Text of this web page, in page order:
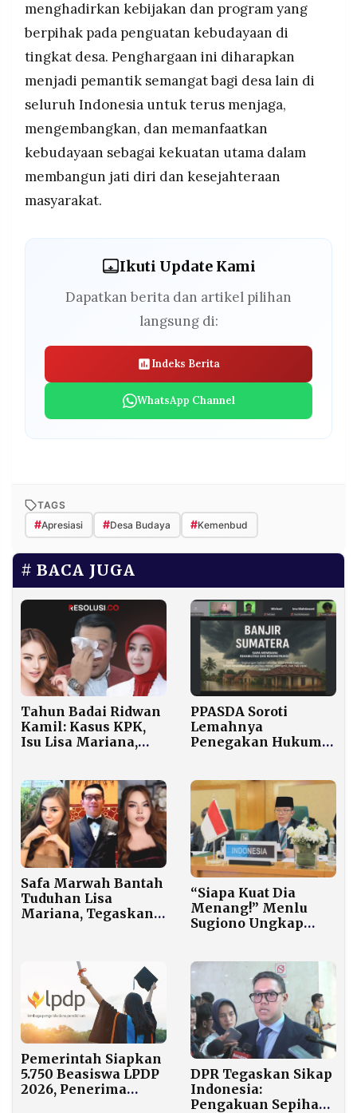
menghadirkan kebijakan dan program yang
berpihak pada penguatan kebudayaan di
tingkat desa. Penghargaan ini diharapkan
menjadi pemantik semangat bagi desa lain di
seluruh Indonesia untuk terus menjaga,
mengembangkan, dan memanfaatkan
kebudayaan sebagai kekuatan utama dalam
membangun jati diri dan kesejahteraan
masyarakat.
Ikuti Update Kami
Dapatkan berita dan artikel pilihan
langsung di:
Indeks Berita
WhatsApp Channel
TAGS
#Apresiasi #Desa Budaya #Kemenbud
BACA JUGA
Tahun Badai Ridwan
Kamil: Kasus KPK,
Isu Lisa Mariana,
PPASDA Soroti
Lemahnya
Penegakan Hukum
Safa Marwah Bantah
Tuduhan Lisa
Mariana, Tegaskan
“Siapa Kuat Dia
Menang!” Menlu
Sugiono Ungkap
II
Pemerintah Siapkan
5.750 Beasiswa LPDP
2026, Penerima
DPR Tegaskan Sikap
Indonesia:
Pengakuan Sepihak